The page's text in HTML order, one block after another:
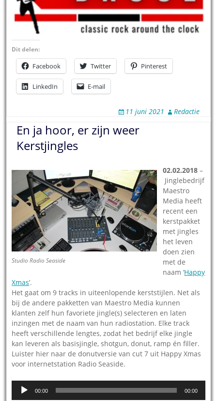
Dit delen:
Facebook Twitter Pinterest
LinkedIn E-mail
11 juni 2021 Redactie
En ja hoor, er zijn weer
Kerstjingles
Studio Radio Seaside
02.02.2018 –
Jinglebedrijf
Maestro
Media heeft
recent een
kerstpakket
met jingles
het leven
doen zien
met de
naam ‘Happy
Xmas’.
Het gaat om 9 tracks in uiteenlopende kerststijlen. Net als
bij de andere pakketten van Maestro Media kunnen
klanten zelf hun favoriete jingle(s) selecteren en laten
inzingen met de naam van hun radiostation. Elke track
heeft verschillende lengtes, zodat het bedrijf elke jingle
kan leveren als basisjingle, shotgun, donut, ramp én filler.
Luister hier naar de donutversie van cut 7 uit Happy Xmas
voor internetstation Radio Seaside.
Audiospeler
00:00 00:00